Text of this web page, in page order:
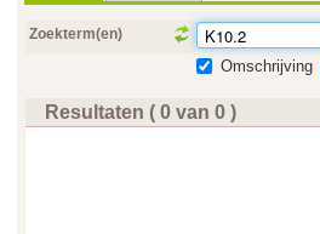
Zoekterm(en)
Omschrijving
Resultaten ( 0 van 0 )